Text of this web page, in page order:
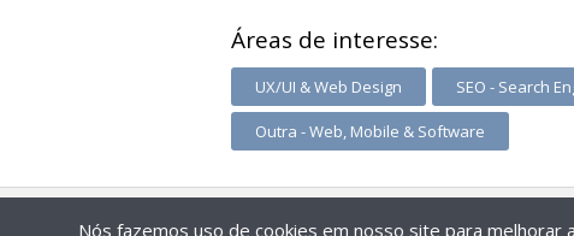
Áreas de interesse:
UX/UI & Web Design SEO - Search
Outra - Web, Mobile & Software
Nós fazemos uso de cookies em nosso site para melhorar